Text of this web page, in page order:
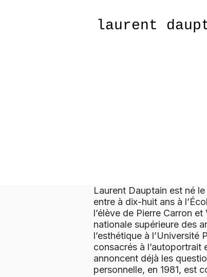
​laurent
Laurent Dauptain est né
entre à dix-huit ans à
l’élève de Pierre Carron
nationale supérieure des
l’esthétique à l’Université
consacrés à
annoncent déjà les
personnelle, en 1981, est